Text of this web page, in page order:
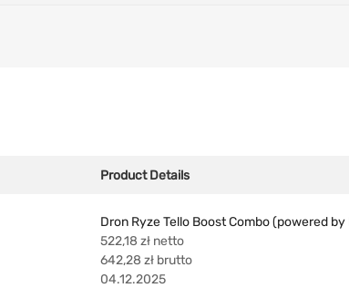
Product Details
Dron Ryze Tello Boost Combo (powered by
522,18 złnetto
642,28 złbrutto
04.12.2025